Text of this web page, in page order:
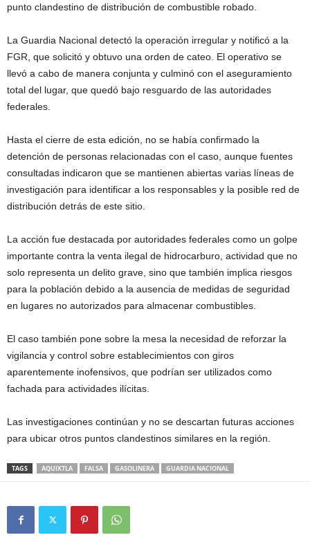
punto clandestino de distribución de combustible robado.
La Guardia Nacional detectó la operación irregular y notificó a la
FGR, que solicitó y obtuvo una orden de cateo. El operativo se
llevó a cabo de manera conjunta y culminó con el aseguramiento
total del lugar, que quedó bajo resguardo de las autoridades
federales.
Hasta el cierre de esta edición, no se había confirmado la
detención de personas relacionadas con el caso, aunque fuentes
consultadas indicaron que se mantienen abiertas varias líneas de
investigación para identificar a los responsables y la posible red de
distribución detrás de este sitio.
La acción fue destacada por autoridades federales como un golpe
importante contra la venta ilegal de hidrocarburo, actividad que no
solo representa un delito grave, sino que también implica riesgos
para la población debido a la ausencia de medidas de seguridad
en lugares no autorizados para almacenar combustibles.
El caso también pone sobre la mesa la necesidad de reforzar la
vigilancia y control sobre establecimientos con giros
aparentemente inofensivos, que podrían ser utilizados como
fachada para actividades ilícitas.
Las investigaciones continúan y no se descartan futuras acciones
para ubicar otros puntos clandestinos similares en la región.
TAGS AQUIXTLA FALSA GASOLINERA GUARDIA NACIONAL